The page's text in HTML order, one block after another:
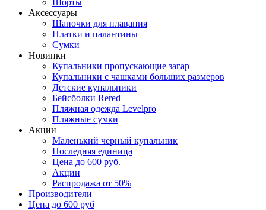
Шорты
Аксессуары
Шапочки для плавания
Платки и палантины
Сумки
Новинки
Купальники пропускающие загар
Купальники с чашками больших размеров
Детские купальники
Бейсболки Rered
Пляжная одежда Levelpro
Пляжные сумки
Акции
Маленький черный купальник
Последняя единица
Цена до 600 руб.
Акции
Распродажа от 50%
Производители
Цена до 600 руб